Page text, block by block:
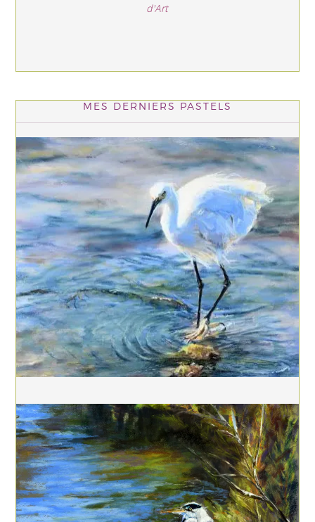
d'Art
MES DERNIERS PASTELS